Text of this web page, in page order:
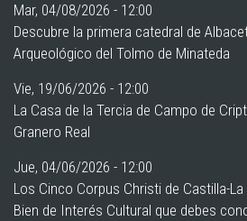
Mar, 04/08/2026 - 12:00
Descubre la primera catedral de
Arqueológico del Tolmo de Minateda
Vie, 19/06/2026 - 12:00
La Casa de la Tercia de Campo de
Granero Real
Jue, 04/06/2026 - 12:00
Los Cinco Corpus Christi de Castilla-
Bien de Interés Cultural que debes